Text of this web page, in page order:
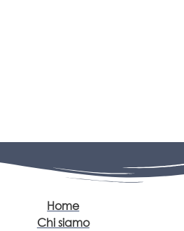
Home
Chi siamo